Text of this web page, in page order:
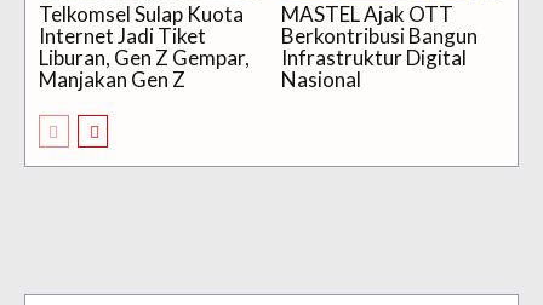
Telkomsel Sulap Kuota
Internet Jadi Tiket
Liburan, Gen Z Gempar,
Manjakan Gen Z
MASTEL Ajak OTT
Berkontribusi Bangun
Infrastruktur Digital
Nasional